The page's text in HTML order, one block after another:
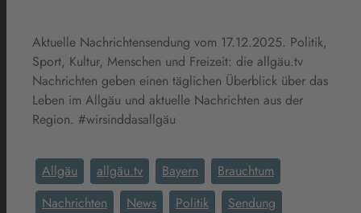
Aktuelle Nachrichtensendung vom 17.12.2025. Politik,
Sport, Kultur, Menschen und Freizeit: die allgäu.tv
Nachrichten geben einen täglichen Überblick über das
Leben im Allgäu und aktuelle Nachrichten aus der
Region. #wirsinddasallgäu
Allgäu allgäu.tv Bayern
Brauchtum
Nachrichten
News Politik Sendung